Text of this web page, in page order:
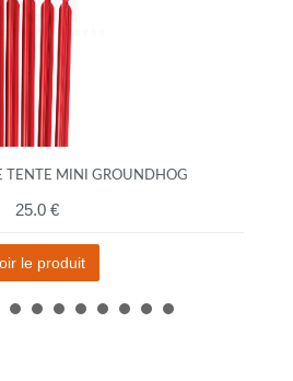
TENTE MINI GROUNDHOG
25.0 €
le produit